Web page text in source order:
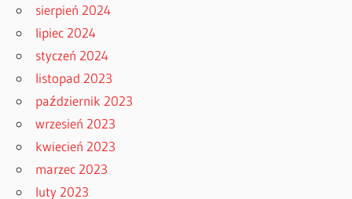
sierpień 2024
lipiec 2024
styczeń 2024
listopad 2023
październik 2023
wrzesień 2023
kwiecień 2023
marzec 2023
luty 2023